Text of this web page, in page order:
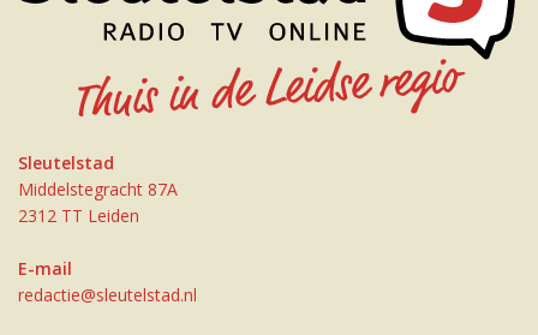
Sleutelstad
Middelstegracht 87A
2312 TT Leiden
E-mail
redactie@sleutelstad.nl